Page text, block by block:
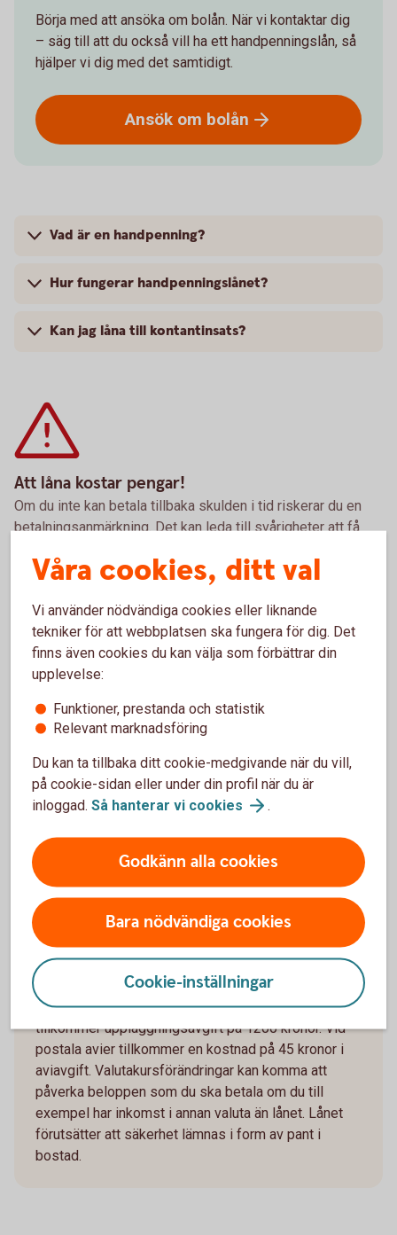
Börja med att ansöka om bolån. När vi kontaktar dig
– säg till att du också vill ha ett handpenningslån, så
hjälper vi dig med det samtidigt.
Ansök om bolån
Vad är en handpenning?
Hur fungerar handpenningslånet?
Kan jag låna till kontantinsats?
Att låna kostar pengar!
Om du inte kan betala tillbaka skulden i tid riskerar du en
betalningsanmärkning. Det kan leda till svårigheter att få
vänd dig till budget- och skuldrådgivningen i din kommun.
konsumentverket.
Räkneexempel bolån
Ett lånebelopp på 1 000 000 kronor, till 3,89 %
ränta (3 mån bunden, listränta senast ändrad
2026-05-29), med rak amortering
återbetalningstid 50 år, effektiv ränta: 3,96 % (ej
Nyckelkund 3,96 %).
är 4 908 kronor, sista månadsbetalningen
inklusive amortering är 1 672 kronor, totalt
belopp att betala om räntan är oförändrad under
avbetalningar är 600 stycken.
Exemplet bygger på månatliga aviseringar, utan
uppläggningsavgift eller aviseringskostnad,
förutsatt att du aviserar digitalt. För ej Nyckelkund
tillkommer uppläggningsavgift på 1200 kronor. Vid
postala avier tillkommer en kostnad på 45 kronor i
aviavgift. Valutakursförändringar kan komma att
påverka beloppen som du ska betala om du till
exempel har inkomst i annan valuta än lånet. Lånet
förutsätter att säkerhet lämnas i form av pant i
bostad.
Våra cookies, ditt val
Vi använder nödvändiga cookies eller liknande
tekniker för att webbplatsen ska fungera för dig. Det
finns även cookies du kan välja som förbättrar din
upplevelse:
Funktioner, prestanda och statistik
Relevant marknadsföring
Du kan ta tillbaka ditt cookie-medgivande när du vill,
på cookie-sidan eller under din profil när du är
inloggad. Så hanterar vi cookies .
Godkänn alla cookies
Bara nödvändiga cookies
Cookie-inställningar